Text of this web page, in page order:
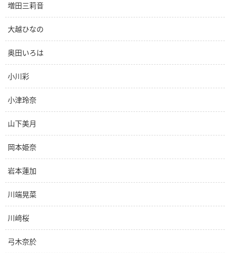
増田三莉音
大越ひなの
奥田いろは
小川彩
小津玲奈
山下美月
岡本姫奈
岩本蓮加
川端晃菜
川﨑桜
弓木奈於